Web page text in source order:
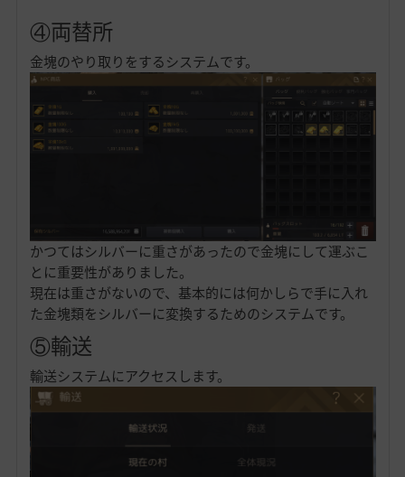
④両替所
金塊のやり取りをするシステムです。
かつてはシルバーに重さがあったので金塊にして運ぶこ
とに重要性がありました。
現在は重さがないので、基本的には何かしらで手に入れ
た金塊類をシルバーに変換するためのシステムです。
⑤輸送
輸送システムにアクセスします。